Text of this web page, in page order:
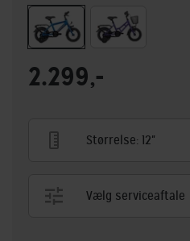
2.299,-
Størrelse: 12"
Vælg serviceaftale